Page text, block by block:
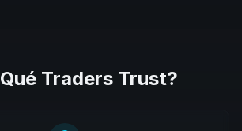
Traders Trust?